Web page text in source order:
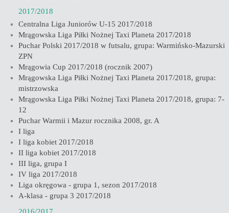
2017/2018
Centralna Liga Juniorów U-15 2017/2018
Mrągowska Liga Piłki Nożnej Taxi Planeta 2017/2018
Puchar Polski 2017/2018 w futsalu, grupa: Warmińsko-Mazurski
ZPN
Mrągowia Cup 2017/2018 (rocznik 2007)
Mrągowska Liga Piłki Nożnej Taxi Planeta 2017/2018, grupa:
mistrzowska
Mrągowska Liga Piłki Nożnej Taxi Planeta 2017/2018, grupa: 7-
12
Puchar Warmii i Mazur rocznika 2008, gr. A
I liga
I liga kobiet 2017/2018
II liga kobiet 2017/2018
III liga, grupa I
IV liga 2017/2018
Liga okręgowa - grupa 1, sezon 2017/2018
A-klasa - grupa 3 2017/2018